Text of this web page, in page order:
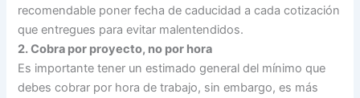
recomendable poner fecha de caducidad a cada cotización
que entregues para evitar malentendidos.
2. Cobra por proyecto, no por hora
Es importante tener un estimado general del mínimo que
debes cobrar por hora de trabajo, sin embargo, es más